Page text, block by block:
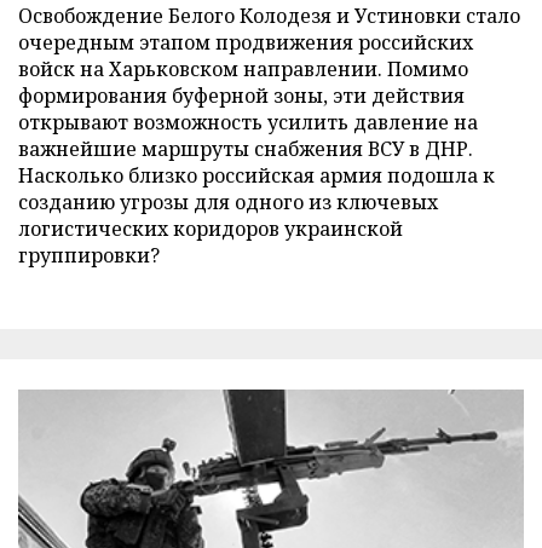
Освобождение Белого Колодезя и Устиновки стало
очередным этапом продвижения российских
войск на Харьковском направлении. Помимо
формирования буферной зоны, эти действия
открывают возможность усилить давление на
важнейшие маршруты снабжения ВСУ в ДНР.
Насколько близко российская армия подошла к
созданию угрозы для одного из ключевых
логистических коридоров украинской
группировки?